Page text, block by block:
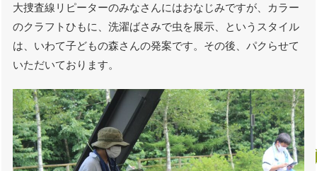
大捜査線リピーターのみなさんにはおなじみですが、カラー
のクラフトひもに、洗濯ばさみで虫を展示、というスタイル
は、いわて子どもの森さんの発案です。その後、パクらせて
いただいております。